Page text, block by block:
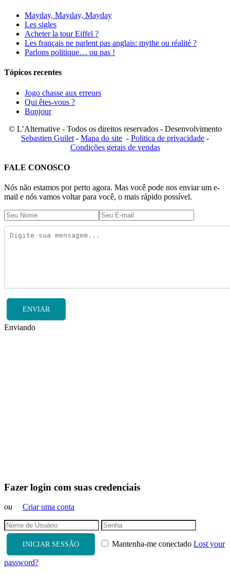
Mayday, Mayday, Mayday
Les sigles
Acheter la tour Eiffel ?
Les français ne parlent pas anglais: mythe ou réalité ?
Parlons politique… ou pas !
Tópicos recentes
Jogo chasse aux erreurs
Qui êtes-vous ?
Bonjour
© L’Alternative - Todos os direitos reservados - Desenvolvimento
Sebastien Guilet - Mapa do site - Politica de privacidade -
Condições gerais de vendas
FALE CONOSCO
Nós não estamos por perto agora. Mas você pode nos enviar um e-
mail e nós vamos voltar para você, o mais rápido possível.
ENVIAR
Enviando
Fazer login com suas credenciais
ou Criar uma conta
INICIAR SESSÃO Mantenha-me conectado Lost your
password?